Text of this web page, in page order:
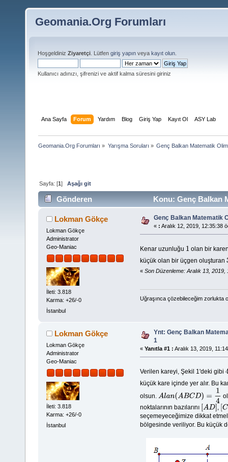
Geomania.Org Forumları
Hoşgeldiniz Ziyaretçi . Lütfen giriş yapın veya kayıt olun
Kullanıcı adınızı, şifrenizi ve aktif kalma süresini giriniz
Ana Sayfa Forum Yardım Blog Giriş Yap Kayıt Ol ASY Lab
Geomania.Org Forumları » Yarışma Soruları » Genç Balkan Matematik
Sayfa: [1]Aşağı git
Gönderen Konu: Genç Balkan
Lokman Gökçe
Lokman Gökçe
Administrator
Geo-Maniac
İleti: 3.818
Karma: +26/-0
İstanbul
Genç Balkan Matematik
« : Aralık 12, 2019, 12:35:38
Kenar uzunluğu 1 olan bir
küçük olan bir üçgen oluşturan
« Son Düzenleme: Aralık 13,
Uğraşınca çözebileceğim zorlukta
Lokman Gökçe
Lokman Gökçe
Administrator
Geo-Maniac
İleti: 3.818
Karma: +26/-0
İstanbul
Ynt: Genç Balkan
1
« Yanıtla #1 : Aralık 13, 2019,
Verilen kareyi, Şekil 1'deki gibi
küçük kare içinde yer alır. Bu
olsun. Alan(ABCD)=14
noktalarının bazılarını AD] , C
seçemeyeceğimize dikkat
bölgesinde veriliyor. Bu küçük